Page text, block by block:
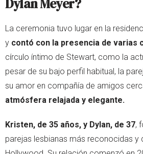
Dylan Meyer?
La ceremonia tuvo lugar en la
y contó con la presencia de varias
círculo íntimo de Stewart, como la
pesar de su bajo perfil habitual, la
su amor en compañía de amigos
atmósfera relajada y elegante.
Kristen, de 35 años, y Dylan, de 37,
parejas lesbianas más reconocidas y